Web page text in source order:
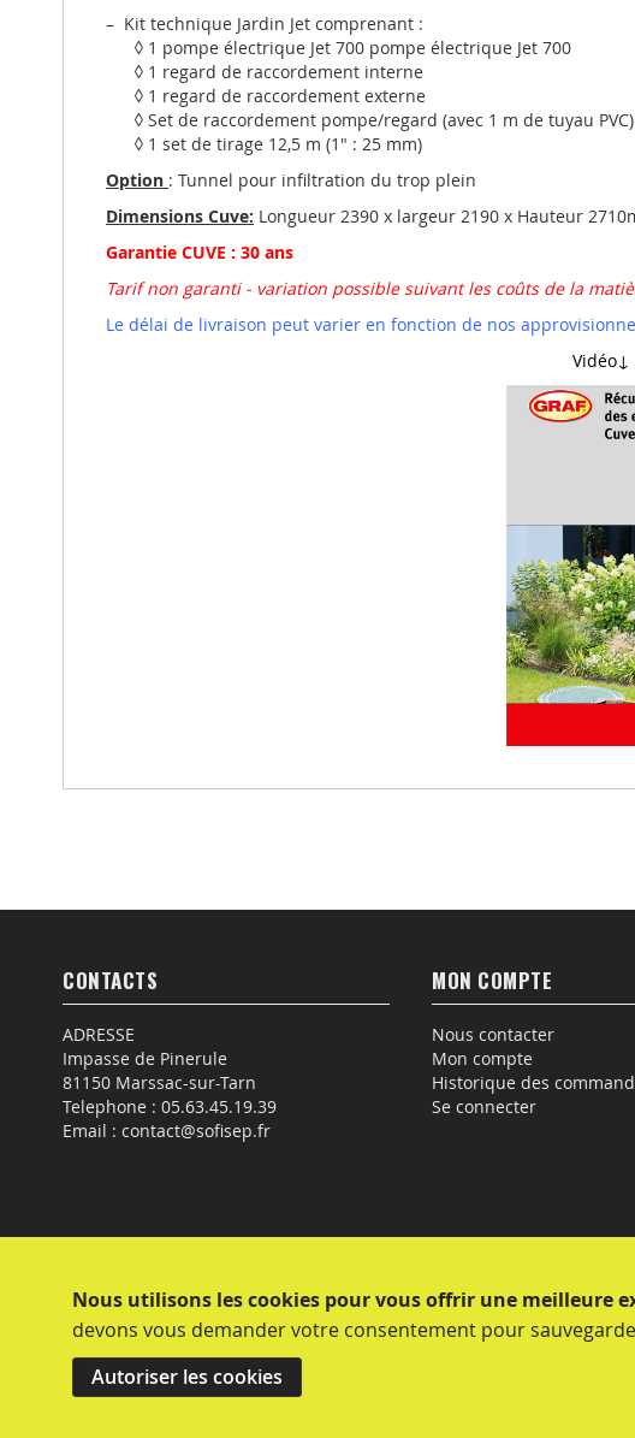
Nous utilisons les cookies pour vous offrir une meilleure
devons vous demander votre consentement pour
Autoriser les cookies
– Kit technique Jardin Jet comprenant :
◊ 1 pompe électrique Jet 700 pompe électrique Jet 700
◊ 1 regard de raccordement interne
◊ 1 regard de raccordement externe
◊ Set de raccordement pompe/regard (avec 1 m de tuyau PVC)
◊ 1 set de tirage 12,5 m (1" : 25 mm)
Option : Tunnel pour infiltration du trop plein
Dimensions Cuve: Longueur 2390 x largeur 2190 x Hauteur
Garantie CUVE : 30 ans
Tarif non garanti - variation possible suivant les coûts de la
Le délai de livraison peut varier en fonction de nos
Vidéo↓
CONTACTS
ADRESSE
Impasse de Pinerule
81150 Marssac-sur-Tarn
Telephone : 05.63.45.19.39
Email : contact@sofisep.fr
MON COMPTE
Nous contacter
Mon compte
Historique des
Se connecter